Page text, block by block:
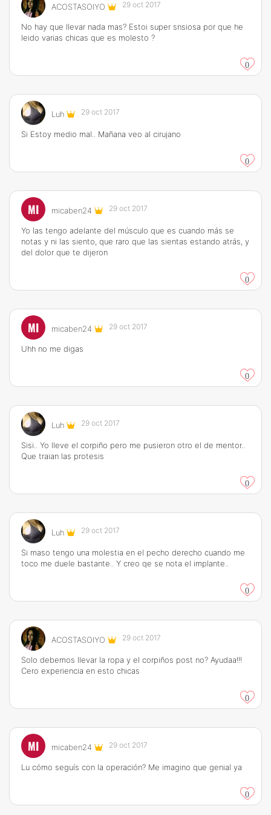
ACOSTASOIYO 29 oct 2017
No hay que llevar nada mas? Estoi super snsiosa por que he
leido varias chicas que es molesto ?
0
Luh 29 oct 2017
Si Estoy medio mal.. Mañana veo al cirujano
0
MI micaben24 29 oct 2017
Yo las tengo adelante del músculo que es cuando más se
notas y ni las siento, que raro que las sientas estando atrás, y
del dolor que te dijeron
0
MI micaben24 29 oct 2017
Uhh no me digas
0
Luh 29 oct 2017
Sisi.. Yo lleve el corpiño pero me pusieron otro el de mentor..
Que traian las protesis
0
Luh 29 oct 2017
Si maso tengo una molestia en el pecho derecho cuando me
toco me duele bastante.. Y creo qe se nota el implante..
0
ACOSTASOIYO 29 oct 2017
Solo debemos llevar la ropa y el corpiños post no? Ayudaa!!!
Cero experiencia en esto chicas
0
MI micaben24 29 oct 2017
Lu cómo seguís con la operación? Me imagino que genial ya
0